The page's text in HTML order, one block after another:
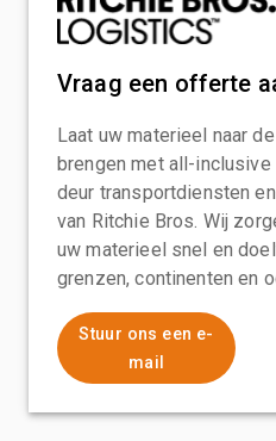
Vraag een offerte
Laat uw materieel naar
brengen met all-
deur transportdiensten
van Ritchie Bros. Wij
uw materieel snel en
grenzen, continenten en
Stuur ons een e-
mail